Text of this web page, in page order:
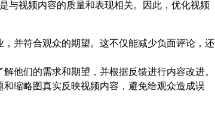
与视频内容的质量和表现相关。因此，优化视频
并符合观众的期望。这不仅能减少负面评论，还
他们的需求和期望，并根据反馈进行内容改进。
和缩略图真实反映视频内容，避免给观众造成误